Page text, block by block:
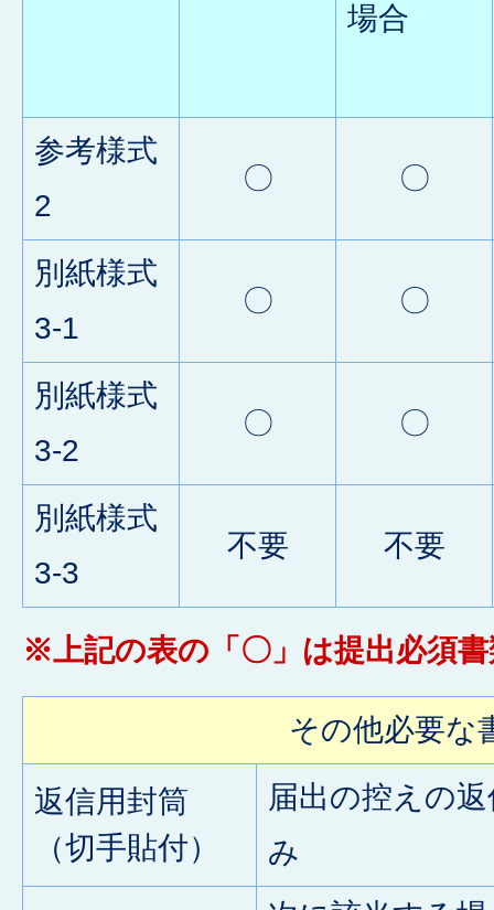
場合
参考様式
2
〇 〇
別紙様式
3-1
〇 〇
別紙様式
3-2
〇 〇
別紙様式
3-3
不要 不要
※上記の表の「〇」は提出必須
その他必要な
返信用封筒
（切手貼付）
届出の控えの
み